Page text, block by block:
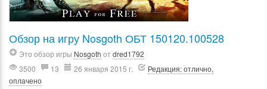
Обзор на игру Nosgoth ОБТ 150120.100528
Это обзор игры Nosgoth отdred1792
3500
13 26 января 2015 г.
Редакция: отлично,
оплачено